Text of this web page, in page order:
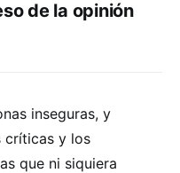
de la opinión
inseguras, y
críticas y los
que ni siquiera